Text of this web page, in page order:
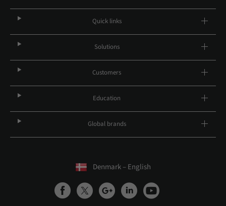
Quick links
Solutions
Customers
Education
Global brands
Denmark – English